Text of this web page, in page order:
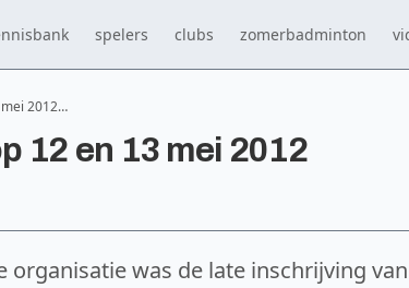
spelers clubs zomerbadminton
2012…
12 en 13 mei 2012
was de late inschrijving van